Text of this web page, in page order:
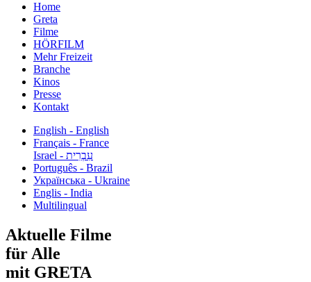
Home
Greta
Filme
HÖRFILM
Mehr Freizeit
Branche
Kinos
Presse
Kontakt
English - English
Français - France
עִבְרִית - Israel
Português - Brazil
Українська - Ukraine
Englis - India
Multilingual
Aktuelle Filme
für Alle
mit GRETA